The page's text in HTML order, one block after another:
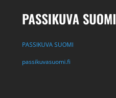
PASSIKUVA SUOMI
PASSIKUVA SUOMI
passikuvasuomi.fi